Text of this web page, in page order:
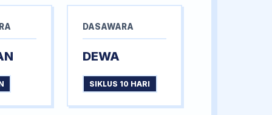
DASAWARA
DEWA
SIKLUS 10 HARI